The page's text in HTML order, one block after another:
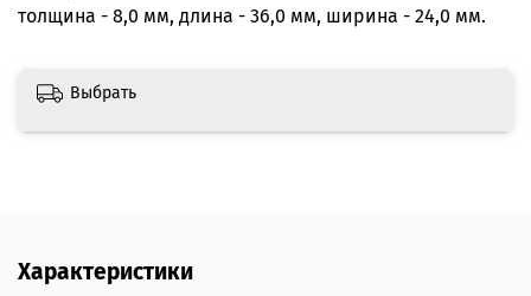
толщина - 8,0 мм, длина - 36,0 мм, ширина - 24,0 мм.
Выбрать
Характеристики